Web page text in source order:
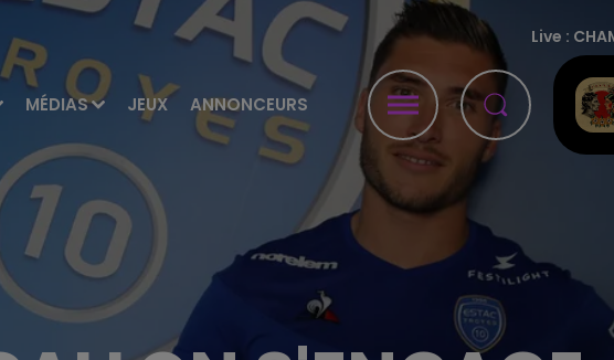
MÉDIAS JEUX ANNONCEURS
Live :